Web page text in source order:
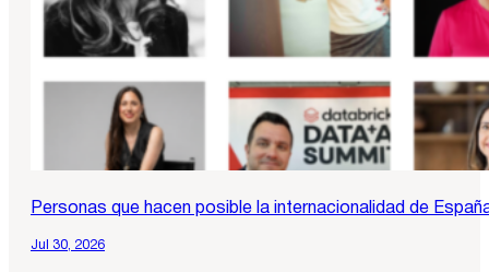
Personas que hacen posible la internacionalidad de
Jul 30, 2026